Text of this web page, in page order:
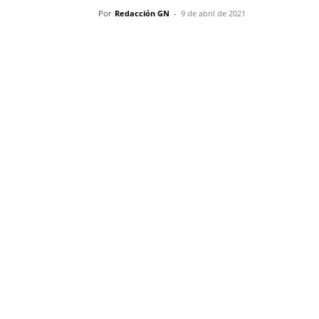
Por Redacción GN - 9 de abril de 2021